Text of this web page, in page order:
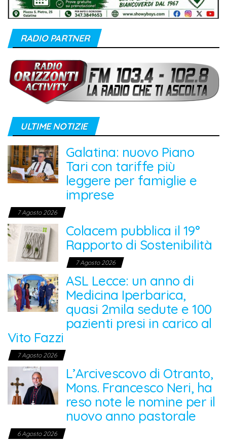
RADIO PARTNER
ULTIME NOTIZIE
Galatina: nuovo Piano
Tari con tariffe più
leggere per famiglie e
imprese
7 Agosto 2026
Colacem pubblica il 19°
Rapporto di Sostenibilità
7 Agosto 2026
ASL Lecce: un anno di
Medicina Iperbarica,
quasi 2mila sedute e 100
pazienti presi in carico al
Vito Fazzi
7 Agosto 2026
L’Arcivescovo di Otranto,
Mons. Francesco Neri, ha
reso note le nomine per il
nuovo anno pastorale
6 Agosto 2026